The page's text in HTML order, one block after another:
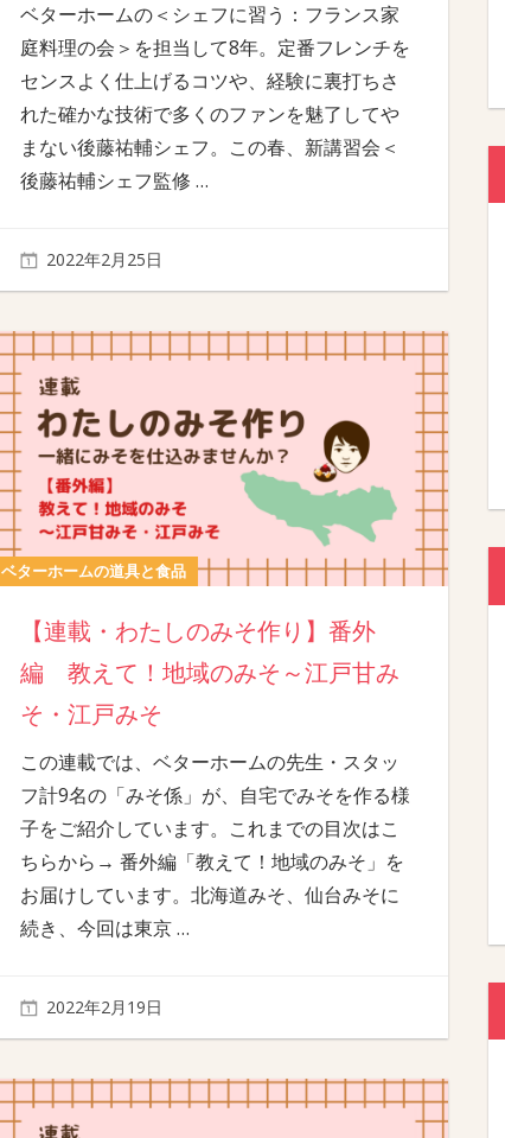
ベターホームの＜シェフに習う：フランス家
庭料理の会＞を担当して8年。定番フレンチを
センスよく仕上げるコツや、経験に裏打ちさ
れた確かな技術で多くのファンを魅了してや
まない後藤祐輔シェフ。この春、新講習会＜
後藤祐輔シェフ監修 …
2022年2月25日
ベターホームの道具と食品
【連載・わたしのみそ作り】番外
編 教えて！地域のみそ～江戸甘み
そ・江戸みそ
この連載では、ベターホームの先生・スタッ
フ計9名の「みそ係」が、自宅でみそを作る様
子をご紹介しています。これまでの目次はこ
ちらから→ 番外編「教えて！地域のみそ」を
お届けしています。北海道みそ、仙台みそに
続き、今回は東京…
2022年2月19日